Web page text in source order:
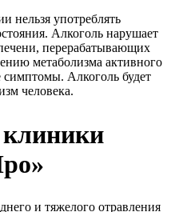
нельзя употреблять
Алкоголь нарушает
перерабатывающих
метаболизма активного
Алкоголь будет
человека.
и тяжелого отравления